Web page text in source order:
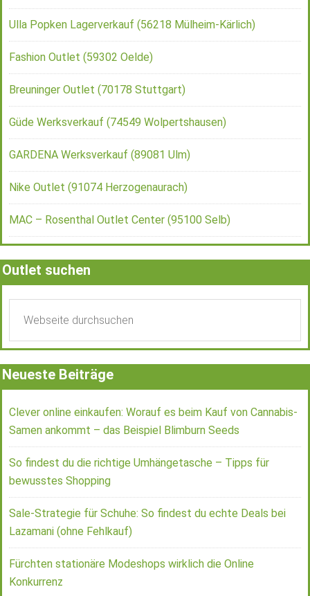
Ulla Popken Lagerverkauf (56218 Mülheim-Kärlich)
Fashion Outlet (59302 Oelde)
Breuninger Outlet (70178 Stuttgart)
Güde Werksverkauf (74549 Wolpertshausen)
GARDENA Werksverkauf (89081 Ulm)
Nike Outlet (91074 Herzogenaurach)
MAC – Rosenthal Outlet Center (95100 Selb)
Outlet suchen
Neueste Beiträge
Clever online einkaufen: Worauf es beim Kauf von Cannabis-
Samen ankommt – das Beispiel Blimburn Seeds
So findest du die richtige Umhängetasche – Tipps für
bewusstes Shopping
Sale-Strategie für Schuhe: So findest du echte Deals bei
Lazamani (ohne Fehlkauf)
Fürchten stationäre Modeshops wirklich die Online
Konkurrenz